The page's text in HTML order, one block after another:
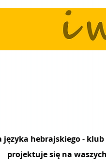
projektuje się na